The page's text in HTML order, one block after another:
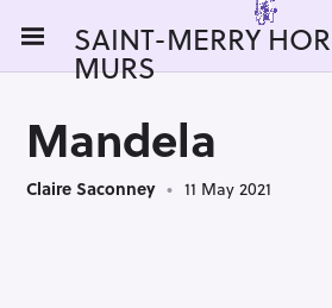
i
SAINT-MERRY
MURS
Mandela
Claire Saconney 11 May 2021